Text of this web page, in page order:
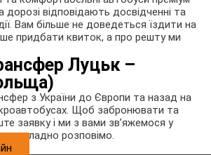
дорозі відповідають досвідченні та
Вам більше не доведеться їздити на
придбати квиток, а про решту ми
Луцьк –
з України до Європи та назад на
Щоб забронювати та
заявку і ми з вами зв’яжемося у
докладно розповімо.